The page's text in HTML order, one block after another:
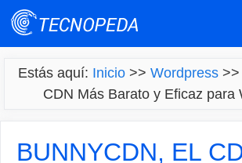
Saltar
Estás aquí: Inicio >> Wordpress >>
CDN Más Barato y Eficaz para
BUNNYCDN, EL